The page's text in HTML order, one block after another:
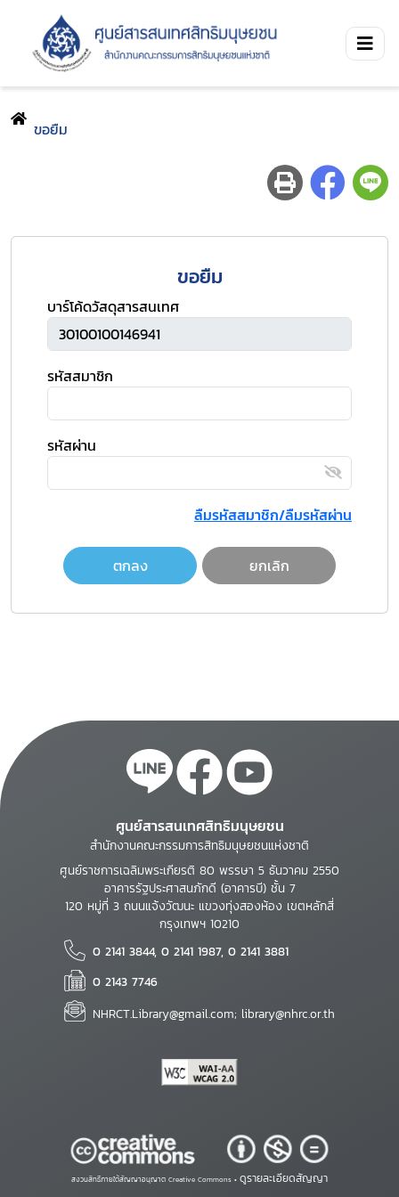
ขอยืม
ขอยืม
บาร์โค้ดวัสดุสารสนเทศ
รหัสสมาชิก
รหัสผ่าน
ลืมรหัสสมาชิก/ลืมรหัสผ่าน
ตกลง ยกเลิก
ศูนย์สารสนเทศสิทธิมนุษยชน
สำนักงานคณะกรรมการสิทธิมนุษยชนแห่งชาติ
ศูนย์ราชการเฉลิมพระเกียรติ 80 พรรษา 5 ธันวาคม 2550
อาคารรัฐประศาสนภักดี (อาคารบี) ชั้น 7
120 หมู่ที่ 3 ถนนแจ้งวัฒนะ แขวงทุ่งสองห้อง เขตหลักสี่
กรุงเทพฯ 10210
0 2141 3844, 0 2141 1987, 0 2141 3881
0 2143 7746
NHRCT.Library@gmail.com; library@nhrc.or.th
สงวนสิทธิ์ภายใต้สัญญาอนุญาต Creative Commons • ดูรายละเอียดสัญญา